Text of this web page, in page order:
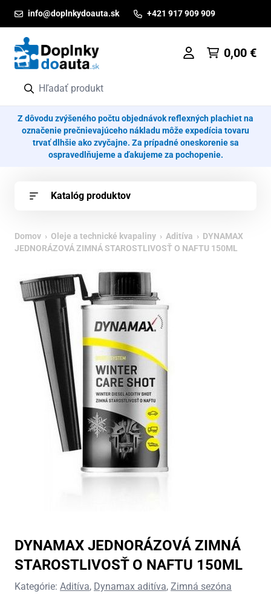
info@doplnkydoauta.sk +421 917 909 909
0,00 €
Z dôvodu zvýšeného počtu objednávok reflexných plachiet na
označenie prečnievajúceho nákladu môže expedícia tovaru
trvať dlhšie ako zvyčajne. Za prípadné oneskorenie sa
ospravedlňujeme a ďakujeme za pochopenie.
Katalóg produktov
Domov › Oleje a technické kvapaliny › Aditíva › DYNAMAX
JEDNORÁZOVÁ ZIMNÁ STAROSTLIVOSŤ O NAFTU 150ML
DYNAMAX JEDNORÁZOVÁ ZIMNÁ
STAROSTLIVOSŤ O NAFTU 150ML
Kategórie: Aditíva, Dynamax aditíva, Zimná sezóna